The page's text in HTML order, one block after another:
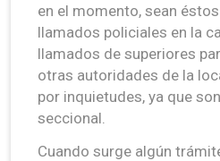
en el momento, sean
llamados policiales en la
llamados de superiores
otras autoridades de la
por inquietudes, ya que
seccional.
Cuando surge algún